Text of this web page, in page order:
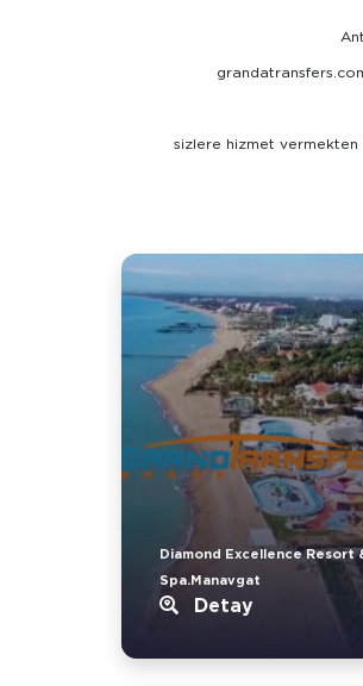
sizlere hizmet
Diamond Excellence Resort
Spa.Manavgat
Detay